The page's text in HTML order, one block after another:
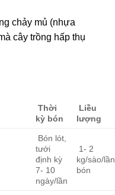
chảy mủ (nhựa
cây trồng hấp thụ
Thời
kỳ bón
Liều
lượng
Bón lót,
tưới
định kỳ
7- 10
ngày/lần
1- 2
kg/sào/lần
bón